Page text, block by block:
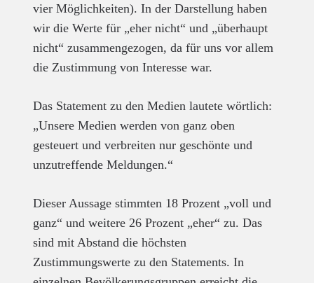
vier Möglichkeiten). In der Darstellung haben
wir die Werte für „eher nicht“ und „überhaupt
nicht“ zusammengezogen, da für uns vor allem
die Zustimmung von Interesse war.
Das Statement zu den Medien lautete wörtlich:
„Unsere Medien werden von ganz oben
gesteuert und verbreiten nur geschönte und
unzutreffende Meldungen.“
Dieser Aussage stimmten 18 Prozent „voll und
ganz“ und weitere 26 Prozent „eher“ zu. Das
sind mit Abstand die höchsten
Zustimmungswerte zu den Statements. In